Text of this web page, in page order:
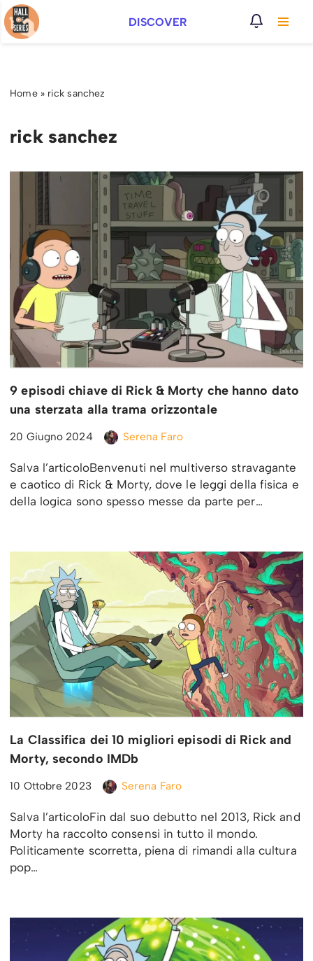
Vai
DISCOVER
Home» rick sanchez
rick sanchez
9 episodi chiave di Rick & Morty che hanno dato
una sterzata alla trama orizzontale
20 Giugno 2024 Serena Faro
Salva l’articoloBenvenuti nel multiverso stravagante
e caotico di Rick & Morty, dove le leggi della fisica e
della logica sono spesso messe da parte per…
La Classifica dei 10 migliori episodi di Rick and
Morty, secondo IMDb
10 Ottobre 2023 Serena Faro
Salva l’articoloFin dal suo debutto nel 2013, Rick and
Morty ha raccolto consensi in tutto il mondo.
Politicamente scorretta, piena di rimandi alla cultura
pop…